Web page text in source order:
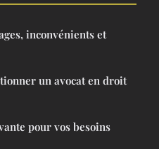
inconvénients et
un avocat en droit
pour vos besoins